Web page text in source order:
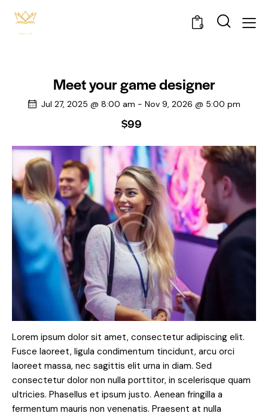
0
Meet your game designer
Jul 27, 2025 @ 8:00 am - Nov 9, 2026 @ 5:00 pm
$99
Lorem ipsum dolor sit amet, consectetur adipiscing elit.
Fusce laoreet, ligula condimentum tincidunt, arcu orci
laoreet massa, nec sagittis elit urna in diam. Sed
consectetur dolor non nulla porttitor, in scelerisque quam
ultricies. Phasellus et ipsum justo. Aenean fringilla a
fermentum mauris non venenatis. Praesent at nulla